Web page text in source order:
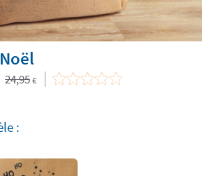
24,95 €
: